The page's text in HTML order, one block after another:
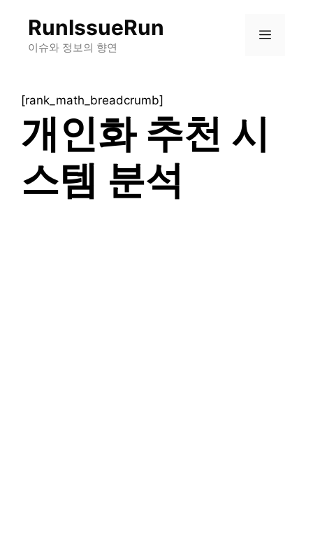
RunIssueRun
이슈와 정보의 향연
메
[rank_math_breadcrumb]
개인화 추천 시
스템 분석